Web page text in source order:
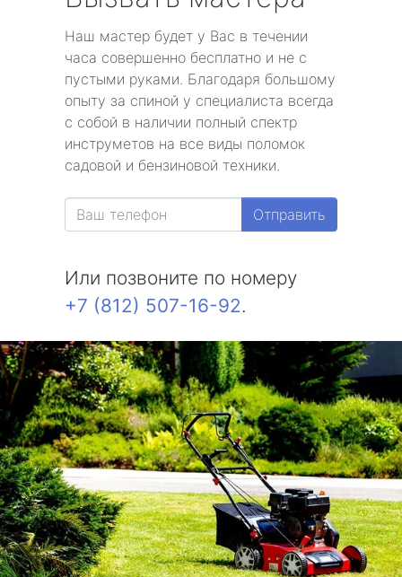
Наш мастер будет у Вас в течении
часа совершенно бесплатно и не с
пустыми руками. Благодаря большому
опыту за спиной у специалиста всегда
с собой в наличии полный спектр
инструметов на все виды поломок
садовой и бензиновой техники.
Отправить
Или позвоните по номеру
+7 (812) 507-16-92.